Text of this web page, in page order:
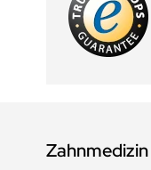
Zahnmedizin